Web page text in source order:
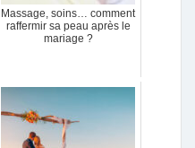
Massage, soins… comment
raffermir sa peau après le
mariage ?